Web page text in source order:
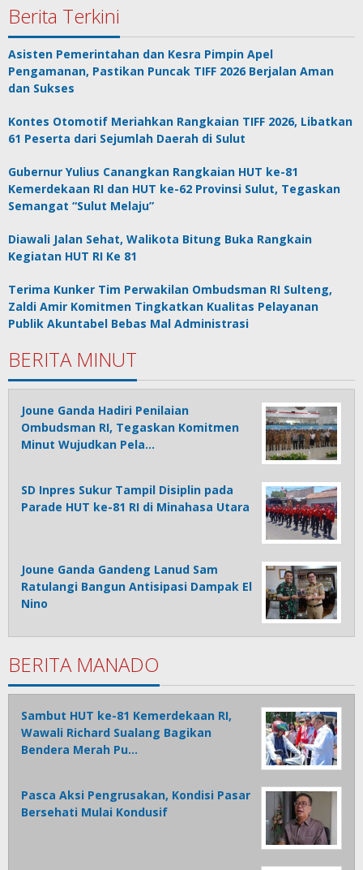
Berita Terkini
Asisten Pemerintahan dan Kesra Pimpin Apel
Pengamanan, Pastikan Puncak TIFF 2026 Berjalan Aman
dan Sukses
Kontes Otomotif Meriahkan Rangkaian TIFF 2026, Libatkan
61 Peserta dari Sejumlah Daerah di Sulut
Gubernur Yulius Canangkan Rangkaian HUT ke-81
Kemerdekaan RI dan HUT ke-62 Provinsi Sulut, Tegaskan
Semangat “Sulut Melaju”
Diawali Jalan Sehat, Walikota Bitung Buka Rangkain
Kegiatan HUT RI Ke 81
Terima Kunker Tim Perwakilan Ombudsman RI Sulteng,
Zaldi Amir Komitmen Tingkatkan Kualitas Pelayanan
Publik Akuntabel Bebas Mal Administrasi
BERITA MINUT
Joune Ganda Hadiri Penilaian
Ombudsman RI, Tegaskan Komitmen
Minut Wujudkan Pela…
SD Inpres Sukur Tampil Disiplin pada
Parade HUT ke-81 RI di Minahasa Utara
Joune Ganda Gandeng Lanud Sam
Ratulangi Bangun Antisipasi Dampak El
Nino
BERITA MANADO
Sambut HUT ke-81 Kemerdekaan RI,
Wawali Richard Sualang Bagikan
Bendera Merah Pu…
Pasca Aksi Pengrusakan, Kondisi Pasar
Bersehati Mulai Kondusif